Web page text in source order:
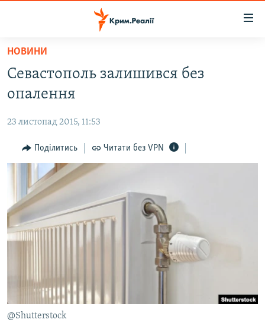
Перейти
основного
матеріалу
до
навігації
Перейти
пошуку
ПОЛІТИКА
БЛОГИ
ПОГЛЯД
ІНТЕРВ'Ю
ВСЕ ЗА ДЕНЬ
СПЕЦПРОЕКТИ
ВІДЕОУРОКИ «ELIFBE»
СВІДЧЕННЯ ОКУПАЦІЇ
УКРАЇНСЬКА ПРОБЛЕМА КРИМУ
Русский
Qırımtatar
НОВИНИ
Севастополь залишився без
опалення
23 листопад 2015, 11:53
Поділитись Читати без VPN
@Shutterstock